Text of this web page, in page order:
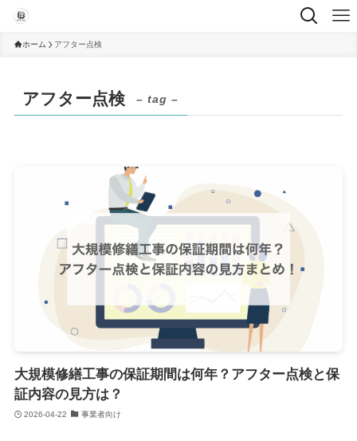
ホーム アフター点検
アフター点検 – tag –
大規模修繕工事の保証期間は何年？アフター点検と保
証内容の見方は？
2026-04-22 事業者向け